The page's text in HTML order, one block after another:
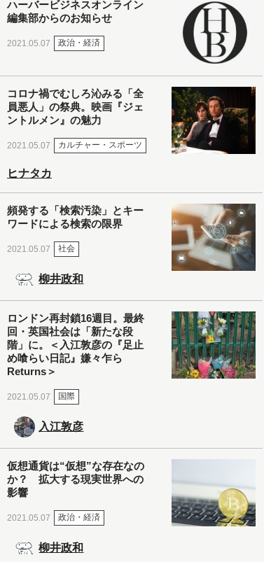
ハーバービジネスオンライン
編集部からのお知らせ
2021.05.07 政治・経済
コロナ禍でむしろ沁みる「全
員悪人」の祭典。映画『ジェ
ントルメン』の魅力
2021.05.07 カルチャー・スポーツ
ヒナタカ
頻発する「検索汚染」とキー
ワードによる検索の限界
2021.05.07 社会
柳井政和
ロンドン再封鎖16週目。最終
回・英国社会は「新たな段
階」に。＜入江敦彦の『足止
め喰らい日記』嫌々乍ら
Returns＞
2021.05.07 国際
入江敦彦
仮想通貨は“仮想”な存在なの
か？ 拡大する現実世界への
影響
2021.05.07 政治・経済
柳井政和